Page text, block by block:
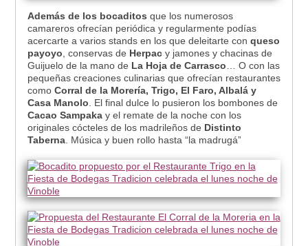
Además de los bocaditos que los numerosos
camareros ofrecían periódica y regularmente podías
acercarte a varios stands en los que deleitarte con queso
payoyo , conservas de Herpacy jamones y chacinas de
Guijuelo de la mano de La Hoja de Carrasco … O con las
pequeñas creaciones culinarias que ofrecían restaurantes
como Corral de la Morería, Trigo, El Faro, Albalá y
Casa Manolo . El final dulce lo pusieron los bombones de
Cacao Sampakay el remate de la noche con los
originales cócteles de los madrileños de Distinto
Taberna. Música y buen rollo hasta “la madrugá”